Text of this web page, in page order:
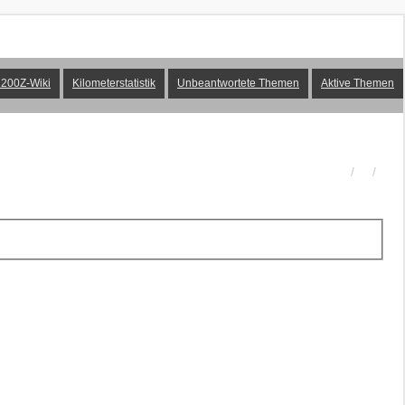
Wiki Kilometerstatistik Unbeantwortete Themen Aktive Themen